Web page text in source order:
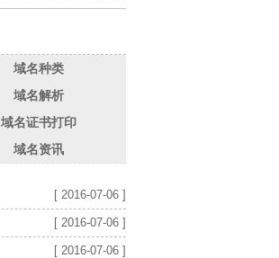
域名种类
域名解析
域名证书打印
域名资讯
[ 2016-07-06 ]
[ 2016-07-06 ]
[ 2016-07-06 ]